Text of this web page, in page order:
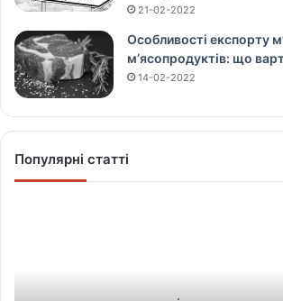
21-02-2022
Особливості експорту
м’ясопродуктів: що
14-02-2022
Популярні статті